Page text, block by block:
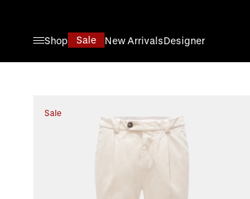
Shop
Sale New ArrivalsDesigner
Sale